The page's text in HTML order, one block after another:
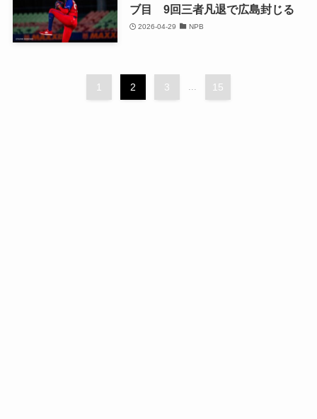
ブ目 9回三者凡退で広島封じる
2026-04-29 NPB
1 2 3 ... 15